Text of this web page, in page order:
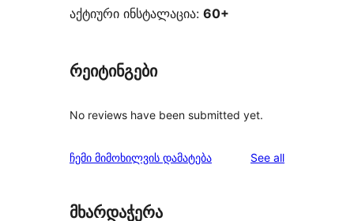
აქტიური ინსტალაცია: 60+
რეიტინგები
No reviews have been submitted yet.
ჩემი მიმოხილვის დამატება See allreviews
მხარდაჭერა